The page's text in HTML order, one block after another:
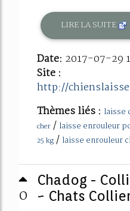
LIRE LA SUITE
Date: 2017-07-29
Site :
http://
Thèmes liés : laisse
cher / laisse enrouleur
25 kg / laisse enrouleur
0
Chadog -
~ Chats